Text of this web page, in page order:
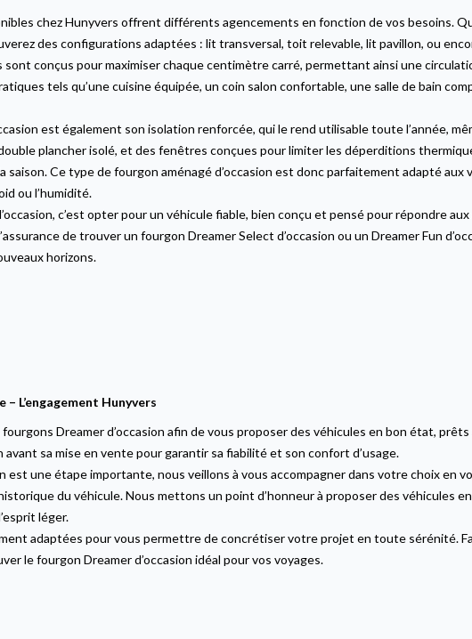
chez Hunyvers offrent différents agencements en fonction de vos besoins.
des configurations adaptées : lit transversal, toit relevable, lit pavillon, ou
conçus pour maximiser chaque centimètre carré, permettant ainsi une
tels qu’une cuisine équipée, un coin salon confortable, une salle de bain
est également son isolation renforcée, qui le rend utilisable toute l’année,
plancher isolé, et des fenêtres conçues pour limiter les déperditions
Ce type de fourgon aménagé d’occasion est donc parfaitement adapté aux
ou l’humidité.
c’est opter pour un véhicule fiable, bien conçu et pensé pour répondre
de trouver un fourgon Dreamer Select d’occasion ou un Dreamer Fun
horizons.
L’engagement Hunyvers
Dreamer d’occasion afin de vous proposer des véhicules en bon état, prêts
sa mise en vente pour garantir sa fiabilité et son confort d’usage.
est une étape importante, nous veillons à vous accompagner dans votre choix en
du véhicule. Nous mettons un point d’honneur à proposer des véhicules
léger.
adaptées pour vous permettre de concrétiser votre projet en toute sérénité.
le fourgon Dreamer d’occasion idéal pour vos voyages.